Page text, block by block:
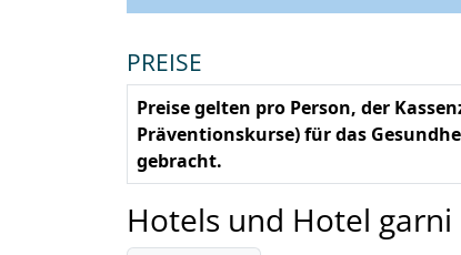
PREISE
Preise gelten pro Person, der
Präventionskurse) für das
gebracht.
Hotels und Hotel garni